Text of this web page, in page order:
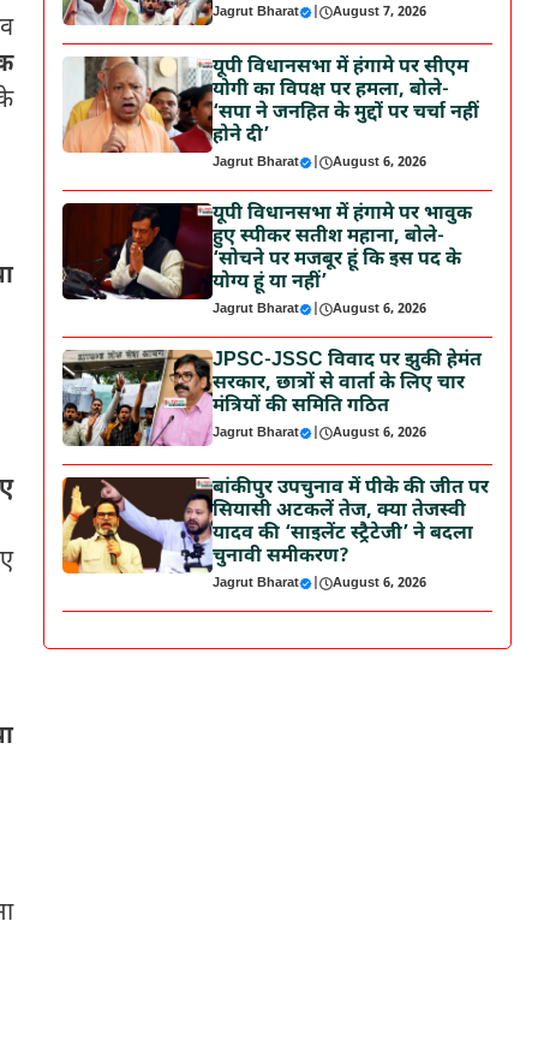
Jagrut Bharat | August 7, 2026
यूपी विधानसभा में हंगामे पर सीएम
योगी का विपक्ष पर हमला, बोले-
‘सपा ने जनहित के मुद्दों पर चर्चा नहीं
होने दी’
Jagrut Bharat | August 6, 2026
यूपी विधानसभा में हंगामे पर भावुक
हुए स्पीकर सतीश महाना, बोले-
‘सोचने पर मजबूर हूं कि इस पद के
योग्य हूं या नहीं’
Jagrut Bharat | August 6, 2026
JPSC-JSSC विवाद पर झुकी हेमंत
सरकार, छात्रों से वार्ता के लिए चार
मंत्रियों की समिति गठित
Jagrut Bharat | August 6, 2026
बांकीपुर उपचुनाव में पीके की जीत पर
सियासी अटकलें तेज, क्या तेजस्वी
यादव की ‘साइलेंट स्ट्रैटेजी’ ने बदला
चुनावी समीकरण?
Jagrut Bharat | August 6, 2026